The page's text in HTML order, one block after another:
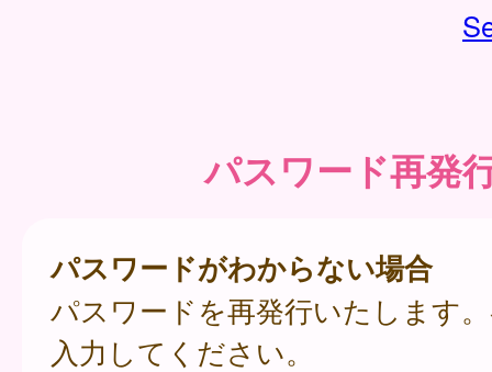
パスワード再発
パスワードがわからない場合
パスワードを再発行いたします
入力してください。